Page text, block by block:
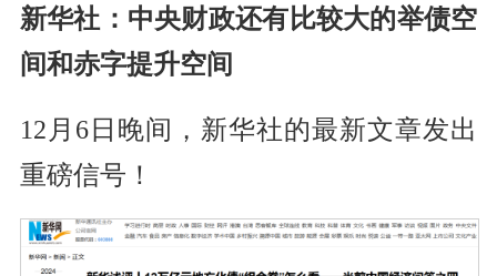
新华社：中央财政还有比较大的举债空
间和赤字提升空间
12月6日晚间，新华社的最新文章发出
重磅信号！